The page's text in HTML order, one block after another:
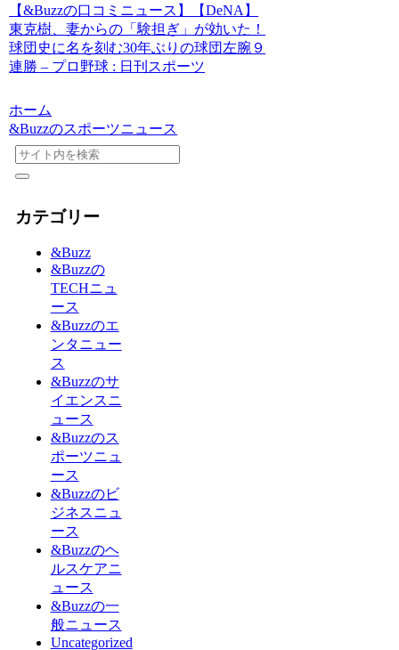
【&Buzzの口コミニュース】【DeNA】
東克樹、妻からの「験担ぎ」が効いた！
球団史に名を刻む30年ぶりの球団左腕９
連勝 – プロ野球 : 日刊スポーツ
ホーム
&Buzzのスポーツニュース
カテゴリー
&Buzz
&Buzzの
TECHニュ
ース
&Buzzのエ
ンタニュー
ス
&Buzzのサ
イエンスニ
ュース
&Buzzのス
ポーツニュ
ース
&Buzzのビ
ジネスニュ
ース
&Buzzのヘ
ルスケアニ
ュース
&Buzzの一
般ニュース
Uncategorized